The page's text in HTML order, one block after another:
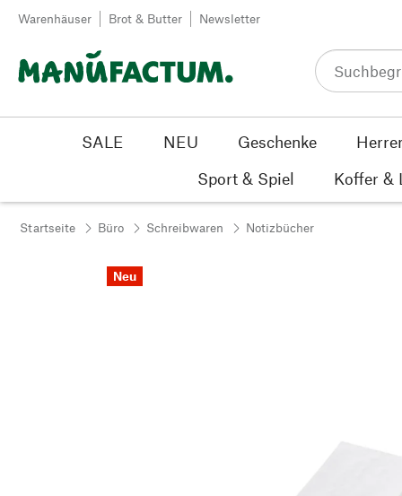
Zum Inhalt springen
Warenhäuser Brot & Butter Newsletter
SALE NEU Geschenke
Sport & Spiel
Koffer &
Startseite Büro Schreibwaren Notizbücher
Neu